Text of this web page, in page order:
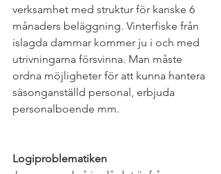
verksamhet med struktur för kanske 6
månaders beläggning. Vinterfiske från
islagda dammar kommer ju i och med
utrivningarna försvinna. Man måste
ordna möjligheter för att kunna hantera
säsonganställd personal, erbjuda
personalboende mm.
Logiproblematiken